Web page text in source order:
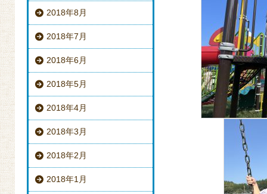
2018年8月
2018年7月
2018年6月
2018年5月
2018年4月
2018年3月
2018年2月
2018年1月